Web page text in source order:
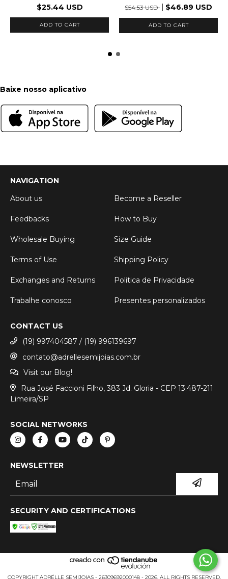
$25.44 USD
ADD TO CART
$54.53 USD
$46.89 USD
Baixe nosso aplicativo
NAVIGATION
About us
Become a Reseller
Feedbacks How to Buy
Wholesale Buying Size Guide
Terms of Use Shipping Policy
Exchanges and Returns Politica de Privacidade
Trabalhe conosco Presentes personalizados
CONTACT US
(19) 997404587 / (19) 996139697
contato@adrellesemijoias.com.br
Visit our Blog!
Rua José Faccioni Filho, 383 Jd. Gloria - CEP 13.487-211
Limeira/SP
SOCIAL NETWORKS
NEWSLETTER
SECURITY AND CERTIFICATIONS
COPYRIGHT ADRÉLLE SEMIJOIAS - 26309692000148 - 2026. ALL RIGHTS RESERVED.